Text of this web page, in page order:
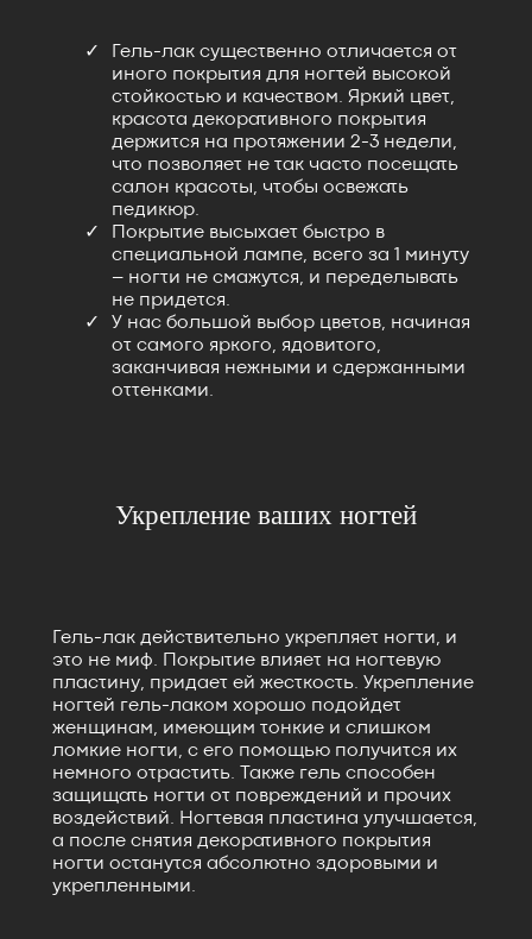
Гель-лак существенно отличается от
иного покрытия для ногтей высокой
стойкостью и качеством. Яркий цвет,
красота декоративного покрытия
держится на протяжении 2-3 недели,
что позволяет не так часто посещать
салон красоты, чтобы освежать
педикюр.
Покрытие высыхает быстро в
специальной лампе, всего за 1 минуту
– ногти не смажутся, и переделывать
не придется.
У нас большой выбор цветов, начиная
от самого яркого, ядовитого,
заканчивая нежными и сдержанными
оттенками.
Укрепление ваших ногтей
Гель-лак действительно укрепляет ногти, и
это не миф. Покрытие влияет на ногтевую
пластину, придает ей жесткость. Укрепление
ногтей гель-лаком хорошо подойдет
женщинам, имеющим тонкие и слишком
ломкие ногти, с его помощью получится их
немного отрастить. Также гель способен
защищать ногти от повреждений и прочих
воздействий. Ногтевая пластина улучшается,
а после снятия декоративного покрытия
ногти останутся абсолютно здоровыми и
укрепленными.